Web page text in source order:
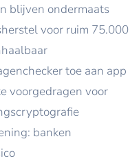
blijven ondermaats
voor ruim 75.000
toe aan app
voorgedragen voor
banken